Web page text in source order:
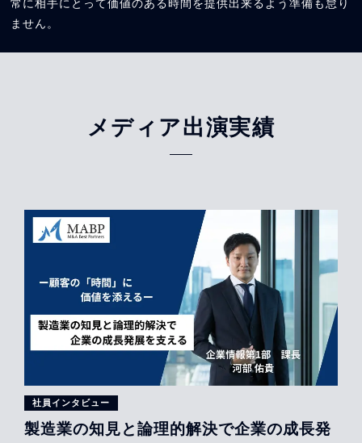
常に相手にとって価値のある時間を提供出来るよう準備も怠り
ません。
メディア出演実績
社員インタビュー
製造業の知見と論理的解決で企業の成長発